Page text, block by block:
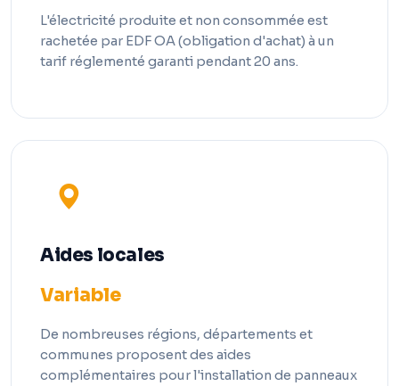
L'électricité produite et non consommée est
rachetée par EDF OA (obligation d'achat) à un
tarif réglementé garanti pendant 20 ans.
Aides locales
Variable
De nombreuses régions, départements et
communes proposent des aides
complémentaires pour l'installation de panneaux